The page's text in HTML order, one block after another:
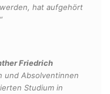
hat aufgehört
Friedrich
und Absolventinnen
Studium in